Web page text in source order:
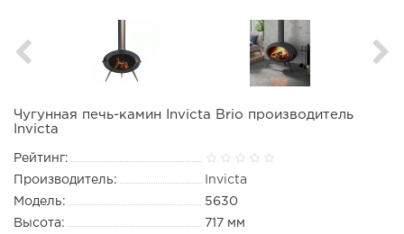
Чугунная печь-камин Invicta Brio производитель
Invicta
Рейтинг:
Производитель:
Invicta
Модель:
5630
Высота:
717 мм